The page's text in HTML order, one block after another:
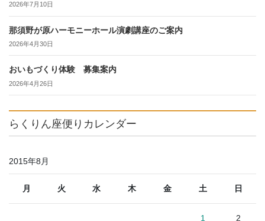
2026年7月10日
那須野が原ハーモニーホール演劇講座のご案内
2026年4月30日
おいもづくり体験 募集案内
2026年4月26日
らくりん座便りカレンダー
2015年8月
月 火 水 木 金 土 日
1 2